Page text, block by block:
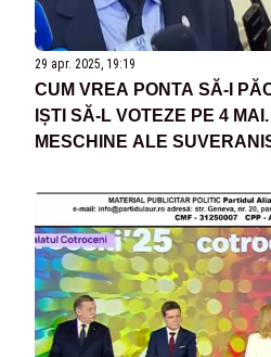
29 apr. 2025, 19:19
CUM VREA PONTA SĂ-I
IȘTI SĂ-L VOTEZE PE 4
MESCHINE ALE